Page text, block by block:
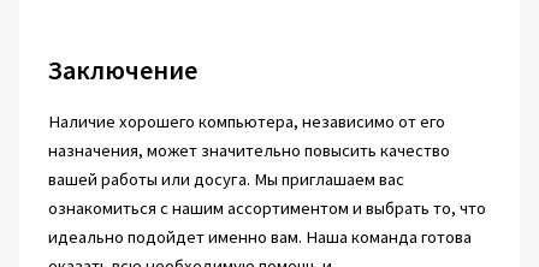
Заключение
Наличие хорошего компьютера, независимо от его
назначения, может значительно повысить качество
вашей работы или досуга. Мы приглашаем вас
ознакомиться с нашим ассортиментом и выбрать то, что
идеально подойдет именно вам. Наша команда готова